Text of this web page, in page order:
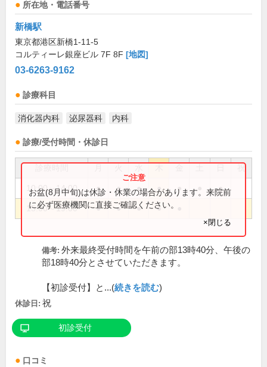
所在地・電話番号
新橋駅
東京都港区新橋1-11-5
コルティーレ銀座ビル 7F 8F [地図]
03-6263-9162
診療科目
消化器内科 泌尿器科 内科
診療/受付時間・休診日
祝
10:00～14:00 ● ● ● ● ● ●
15:00～19:00 ● ● ● ●
お盆(8月中旬)は休診・休業の場合があります。来院前
に必ず医療機関に直接ご確認ください。
×閉じる
備考: 外来最終受付時間を午前の部13時40分、午後の
部18時40分とさせていただきます。
【初診受付】と...(続きを読む)
休診日: 祝
初診受付
口コミ